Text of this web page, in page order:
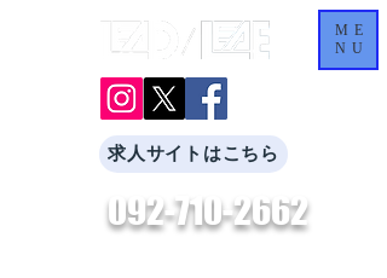
092-710-2662
ME
NU
求人サイトはこちら